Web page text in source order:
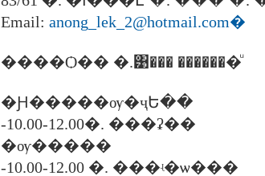
Email: anong_lek_2@hotmail.com�
����Ѻ�� �.͹��� �������ͧ
�Ԩ�����ѹ�ҷԵ��
-10.00-12.00�. ���ʡ��
�ѹ�����
-10.00-12.00 �. ���ʵ�ѡ���